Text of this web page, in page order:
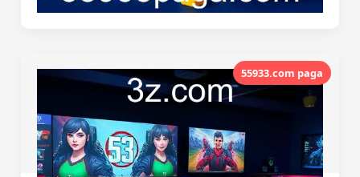
55933.com paga